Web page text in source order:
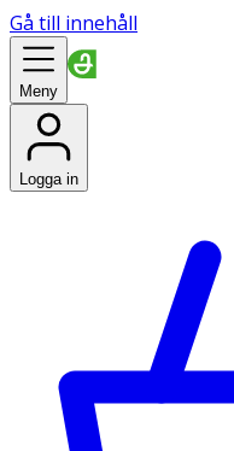
Gå till innehåll
Meny
Logga in